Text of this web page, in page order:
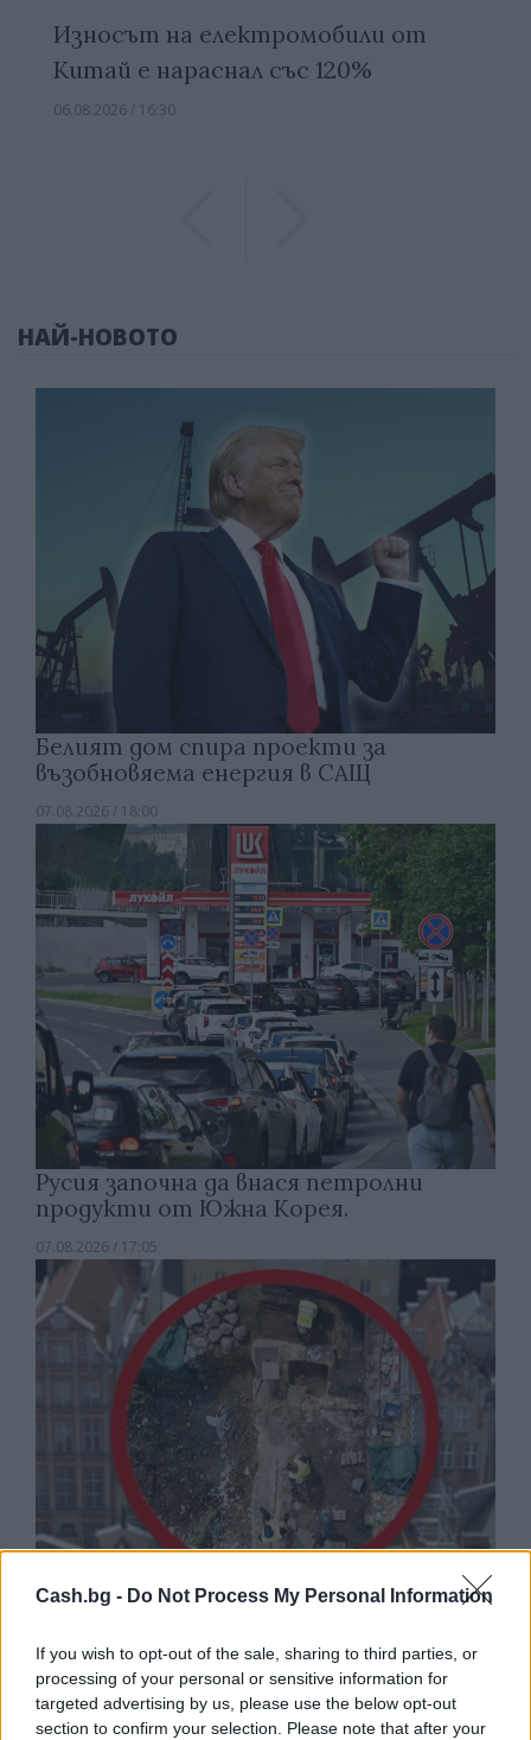
Cash.bg - Do Not Process My Personal Information
If you wish to opt-out of the sale, sharing to third parties, or
processing of your personal or sensitive information for
targeted advertising by us, please use the below opt-out
section to confirm your selection. Please note that after your
Износът на електромобили от
Китай е нараснал със 120%
06.08.2026 / 16:30
НАЙ-НОВОТО
Белият дом спира проекти за
възобновяема енергия в САЩ
07.08.2026 / 18:00
Русия започна да внася петролни
продукти от Южна Корея.
07.08.2026 / 17:05
откриха под кафене за сладолед в
Полша
07.08.2026 / 16:00